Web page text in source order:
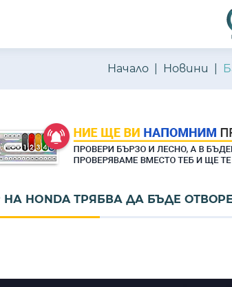
Начало Новини
HONDA ТРЯБВА ДА БЪДЕ